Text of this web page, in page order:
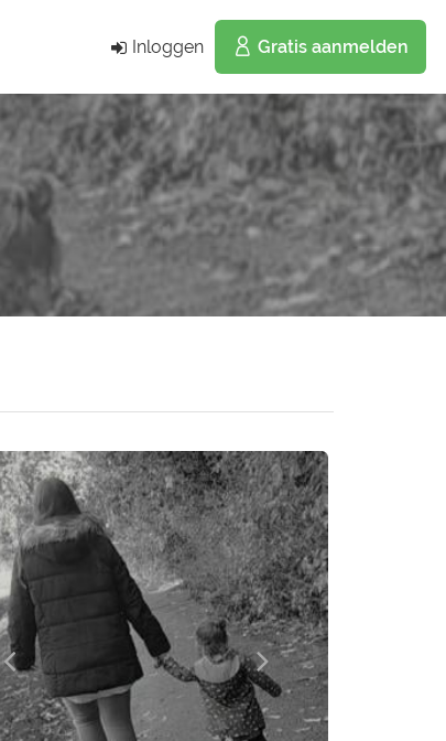
Inloggen Gratis aanmelden